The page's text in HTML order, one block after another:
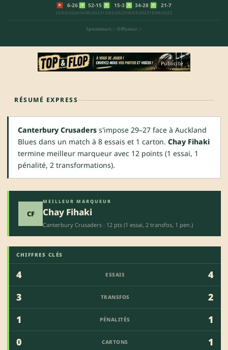
D 6-26
23/03/2024
V 52-15
16/06/2023
V 15-3
13/05/2023
V 34-28
18/03/2023
V 21-7
18/06/2022
Spectateurs : - Diffuseur : -
Publicité
RÉSUMÉ EXPRESS
Canterbury Crusaders s'impose 29–27 face à Auckland
Blues dans un match à 8 essais et 1 carton. Chay Fihaki
termine meilleur marqueur avec 12 points (1 essai, 1
pénalité, 2 transformations).
CF
MEILLEUR MARQUEUR
Chay Fihaki
Canterbury Crusaders · 12 pts (1 essai, 2 transfos, 1 pen.)
CHIFFRES CLÉS
4 ESSAIS
4
3
TRANSFOS
2
1
PÉNALITÉS
1
0
CARTONS 1